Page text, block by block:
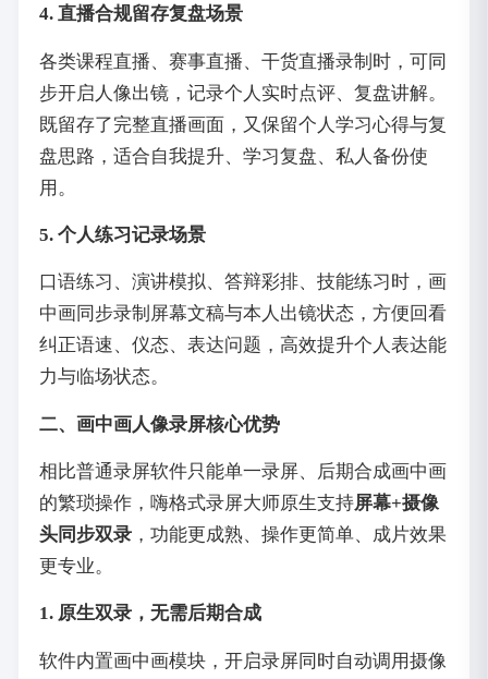
4. 直播合规留存复盘场景
各类课程直播、赛事直播、干货直播录制时，可同
步开启人像出镜，记录个人实时点评、复盘讲解。
既留存了完整直播画面，又保留个人学习心得与复
盘思路，适合自我提升、学习复盘、私人备份使
用。
5. 个人练习记录场景
口语练习、演讲模拟、答辩彩排、技能练习时，画
中画同步录制屏幕文稿与本人出镜状态，方便回看
纠正语速、仪态、表达问题，高效提升个人表达能
力与临场状态。
二、画中画人像录屏核心优势
相比普通录屏软件只能单一录屏、后期合成画中画
的繁琐操作，嗨格式录屏大师原生支持屏幕+摄像
头同步双录，功能更成熟、操作更简单、成片效果
更专业。
1. 原生双录，无需后期合成
软件内置画中画模块，开启录屏同时自动调用摄像